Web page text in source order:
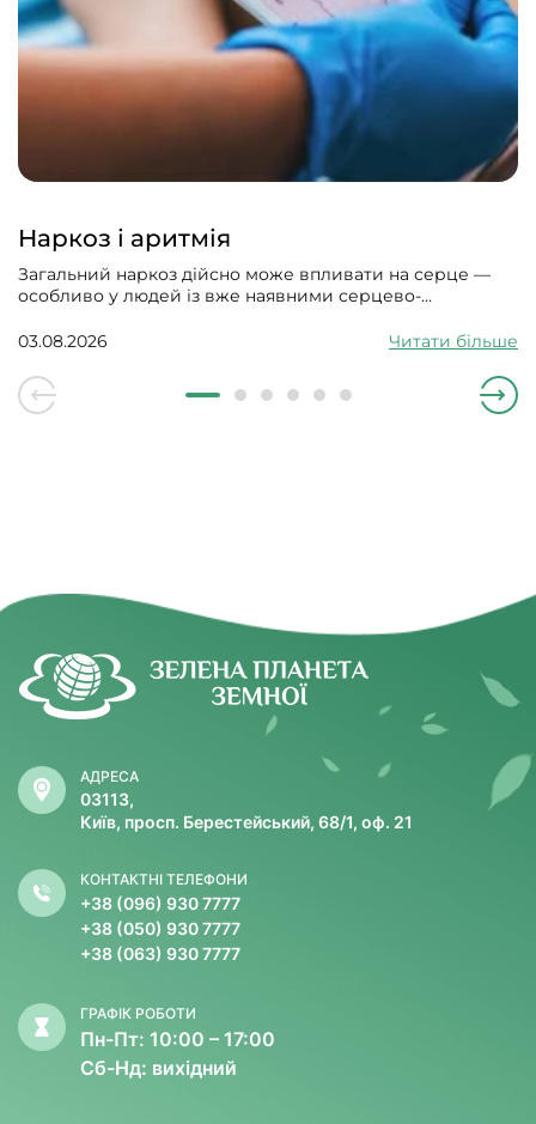
Наркоз і аритмія
Загальний наркоз дійсно може впливати на серце —
особливо у людей із вже наявними серцево-
серцевого ритму, гіпотонію, зменшити силу скорочень
03.08.2026 Читати більше
АДРЕСА
03113,
Київ, просп. Берестейський, 68/1, оф. 21
КОНТАКТНІ ТЕЛЕФОНИ
+38 (096) 930 7777
+38 (050) 930 7777
+38 (063) 930 7777
ГРАФІК РОБОТИ
Пн-Пт: 10:00 – 17:00
Сб-Нд: вихідний